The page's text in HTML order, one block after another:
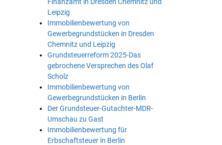
Leipzig
Immobilienbewertung von
Gewerbegrundstücken in Dresden
Chemnitz und Leipzig
Grundsteuerreform 2025-Das
gebrochene Versprechen des Olaf
Scholz
Immobilienbewertung von
Gewerbegrundstücken in Berlin
Der Grundsteuer-Gutachter-MDR-
Umschau zu Gast
Immobilienbewertung für
Erbschaftsteuer in Berlin